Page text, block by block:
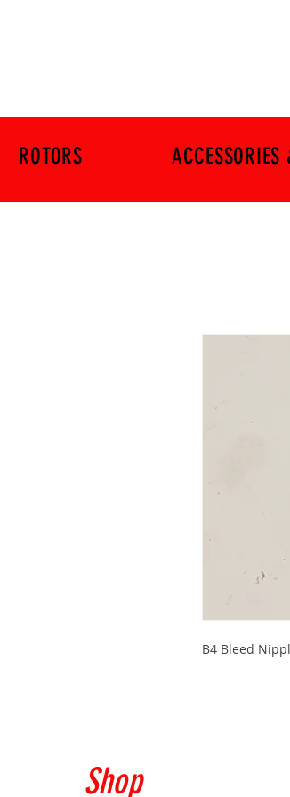
ROTORS
B4 Bleed
Shop